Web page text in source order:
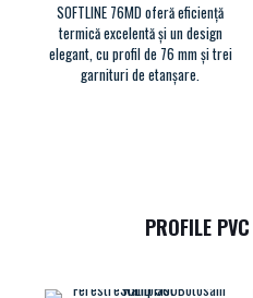
SOFTLINE 76MD oferă eficiență
termică excelentă și un design
elegant, cu profil de 76 mm și trei
garnituri de etanșare.
PROFILE PVC